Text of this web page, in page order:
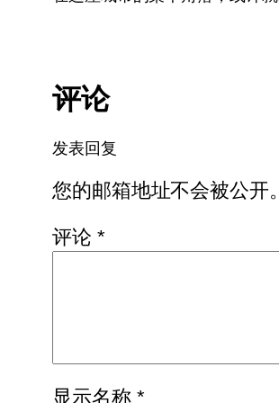
评论
发表回复
您的邮箱地址不会被公开。
评论 *
显示名称 *